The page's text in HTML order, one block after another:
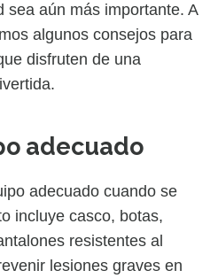
sea aún más importante. A
algunos consejos para
disfruten de una
adecuado
adecuado cuando se
incluye casco, botas,
resistentes al
lesiones graves en